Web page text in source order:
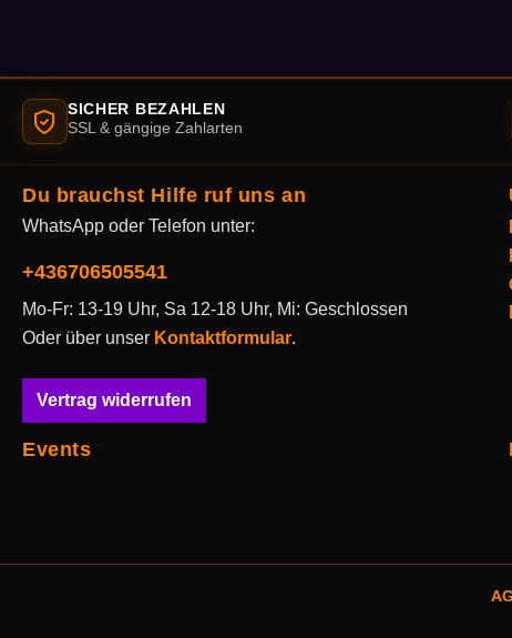
SICHER BEZAHLEN
SSL & gängige Zahlarten
Du brauchst Hilfe ruf uns an
WhatsApp oder Telefon unter:
+436706505541
Mo-Fr: 13-19 Uhr, Sa 12-18 Uhr, Mi: Geschlossen
Oder über unser Kontaktformular.
Vertrag widerrufen
Events